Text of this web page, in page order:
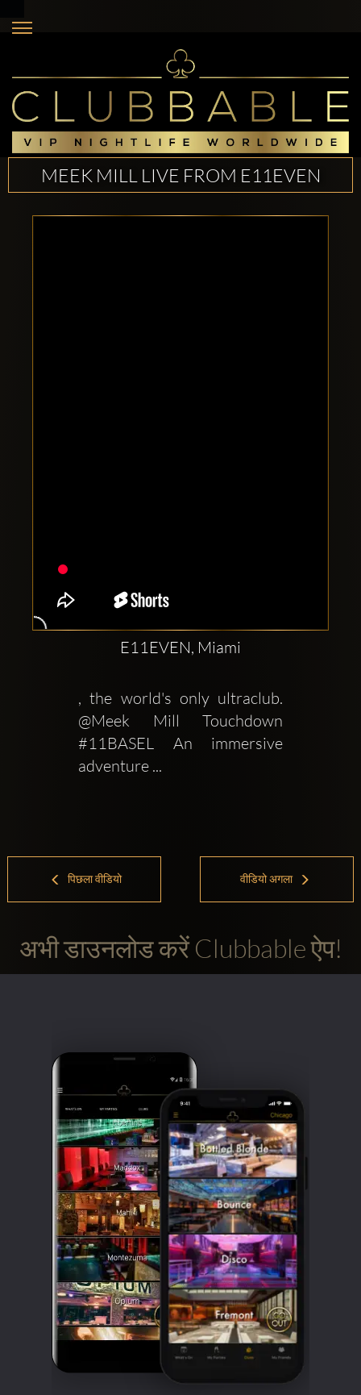
MEEK MILL LIVE FROM E11EVEN
E11EVEN, Miami
, the world's only ultraclub.
@Meek Mill Touchdown
#11BASEL An immersive
adventure ...
पिछला वीडियो वीडियो अगला
अभी डाउनलोड करें Clubbable ऐप!